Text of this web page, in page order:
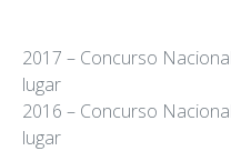
2017 – Concurso
lugar
2016 – Concurso
lugar